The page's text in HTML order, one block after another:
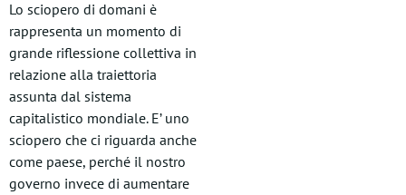
Lo sciopero di domani è
rappresenta un momento di
grande riflessione collettiva in
relazione alla traiettoria
assunta dal sistema
capitalistico mondiale. E’ uno
sciopero che ci riguarda anche
come paese, perché il nostro
governo invece di aumentare